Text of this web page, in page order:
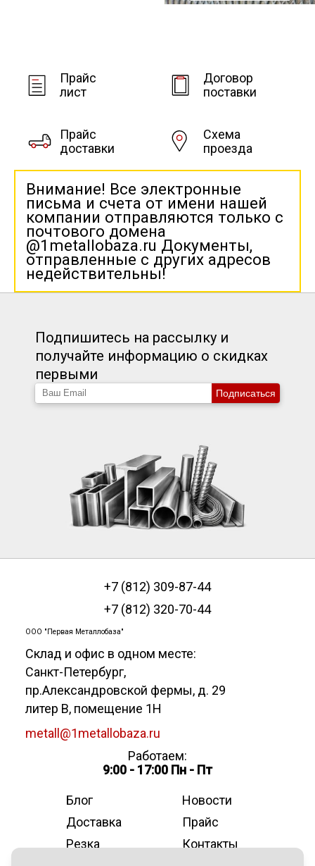
Прайс
лист
Договор
поставки
Прайс
доставки
Схема
проезда
Внимание! Все электронные
письма и счета от имени нашей
компании отправляются только с
почтового домена
@1metallobaza.ru Документы,
отправленные с других адресов
недействительны!
Подпишитесь на рассылку и
получайте информацию о скидках
первыми
Подписаться
+7 (812) 309-87-44
+7 (812) 320-70-44
ООО "Первая Металлобаза"
Склад и офис в одном месте:
Санкт-Петербург,
пр.Александровской фермы, д. 29
литер В, помещение 1Н
metall@1metallobaza.ru
Работаем:
9:00 - 17:00 Пн - Пт
Блог
Новости
Доставка
Прайс
Резка
Контакты